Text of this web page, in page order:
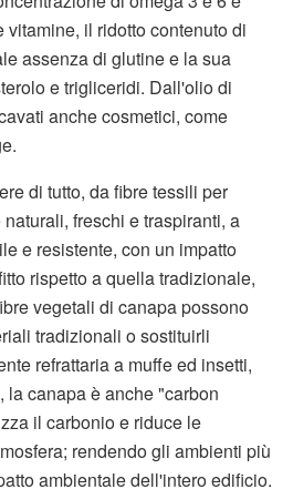
il ridotto contenuto di
assenza di glutine e la sua
e trigliceridi. Dall'olio di
anche cosmetici, come
di tutto, da fibre tessili per
freschi e traspiranti, a
e resistente, con un impatto
rispetto a quella tradizionale,
vegetali di canapa possono
tradizionali o sostituirli
refrattaria a muffe ed insetti,
la canapa è anche "carbon
il carbonio e riduce le
rendendo gli ambienti più
ambientale dell'intero edificio.